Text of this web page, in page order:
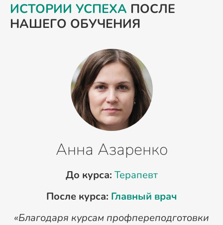
ИСТОРИИ УСПЕХА ПОСЛЕ
НАШЕГО ОБУЧЕНИЯ
Анна Азаренко
До курса: Терапевт
После курса: Главный врач
«Благодаря курсам профпереподготовки